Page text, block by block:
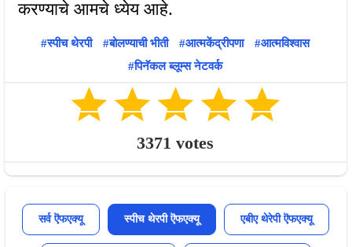
स्पीच थेरपी बोलण्याची भीती आत्मकेंद्रीपणा
आत्मविश्वास
पिनॅकल ब्लूम्स नेटवर्क
3371 votes
सर्व ऎफएक्यू स्पीच थेरपी ऎफएक्यू एबीए थेरेपी ऎफएक्यू